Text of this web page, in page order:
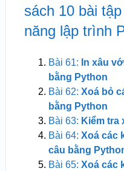
sách 10 bài
năng lập trình
Bài 61: In xâu
bằng Python
Bài 62: Xoá bỏ
bằng Python
Bài 63: Kiểm tra
Bài 64: Xoá các
câu bằng
Bài 65: Xoá các